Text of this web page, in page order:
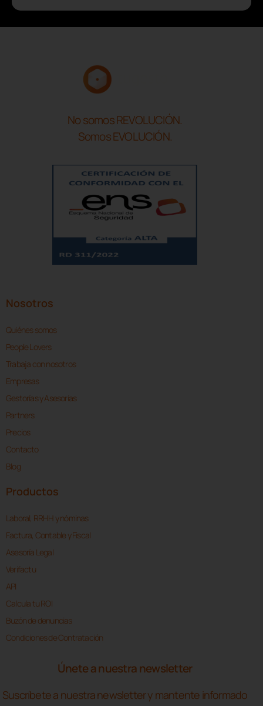
No somos REVOLUCIÓN.
Somos EVOLUCIÓN.
Nosotros
Quiénes somos
People Lovers
Trabaja con nosotros
Empresas
Gestorías y Asesorías
Partners
Precios
Contacto
Blog
Productos
Laboral, RRHH y nóminas
Factura, Contable y Fiscal
Asesoría Legal
Verifactu
API
Calcula tu ROI
Buzón de denuncias
Condiciones de Contratación
Únete a nuestra newsletter
Suscríbete a nuestra newsletter y mantente informado